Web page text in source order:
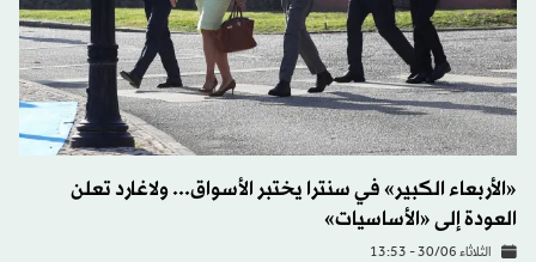
«الأربعاء الكبير» في سنترا يختبر الأسواق... ولاغارد تعلن
العودة إلى «الأساسيات»
الثلاثاء 30/06 - 13:53